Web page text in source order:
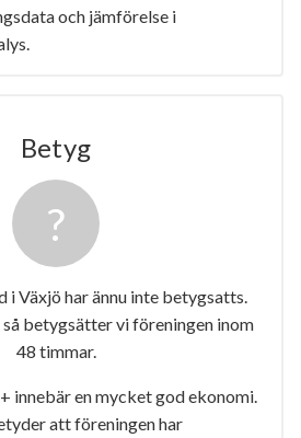
och jämförelse i
Betyg
i Växjö har ännu inte betygsatts.
så betygsätter vi föreningen inom
48 timmar.
innebär en mycket god ekonomi.
att föreningen har